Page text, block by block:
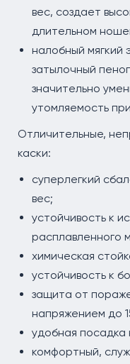
вес, создает
длительном
налобный
затылочный
значительно
утомляемость
Отличительные,
каски:
суперлегкий
вес;
устойчивость к
расплавленного
химическая
устойчивость к
защита от
напряжением до
удобная посадка
комфортный,